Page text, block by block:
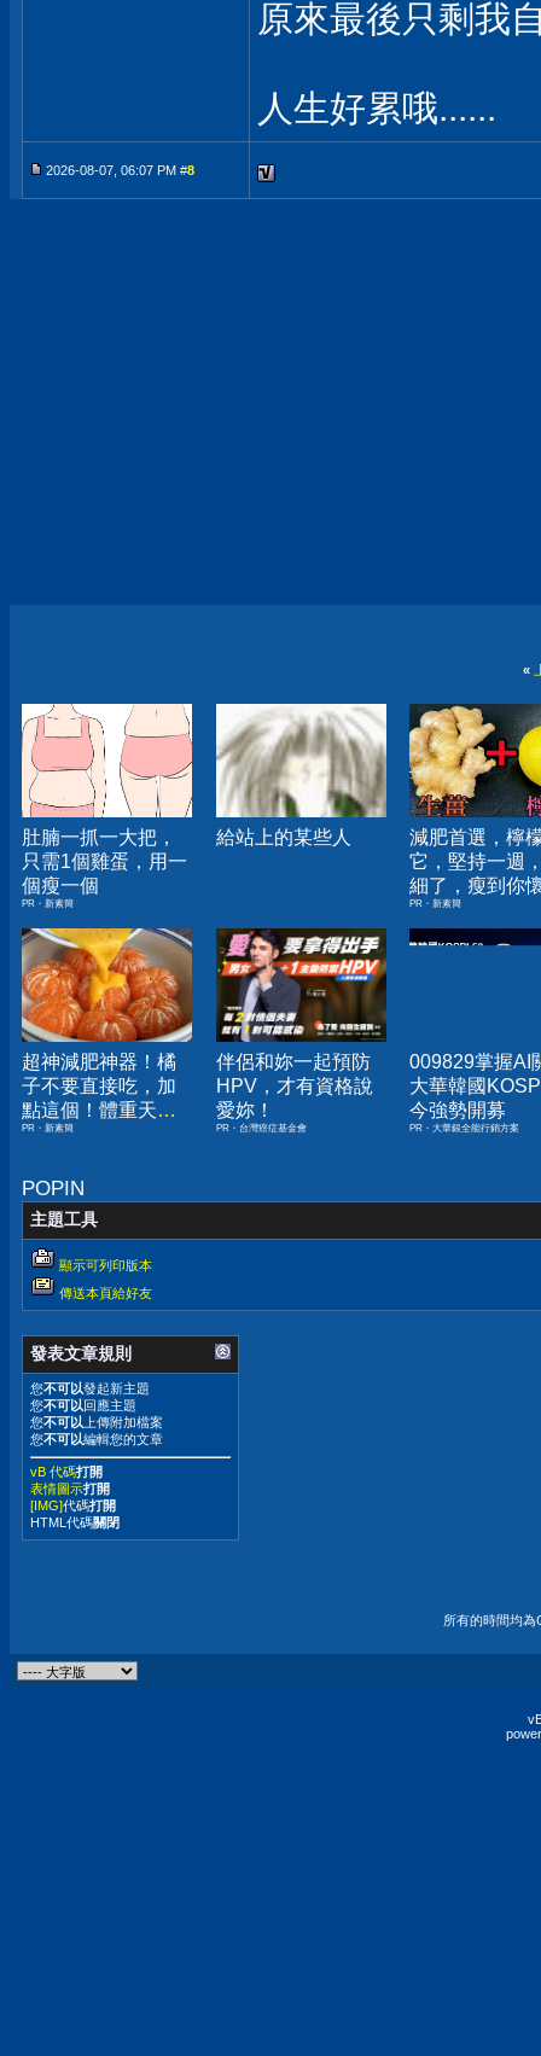
原來最後只剩我
人生好累哦......
2026-08-07, 06:07 PM #8
«
肚腩一抓一大把，
只需1個雞蛋，用一
個瘦一個
PR・新素簡
給站上的某些人
減肥首選，檸
它，堅持一週
細了，瘦到你
人生
PR・新素簡
超神減肥神器！橘
子不要直接吃，加
點這個！體重天天
下降
PR・新素簡
伴侶和妳一起預防
HPV，才有資格說
愛妳！
PR・台灣癌症基金會
009829掌握AI
大華韓國
今強勢開募
PR・大華銀全能行銷方案
POPIN
主題工具
顯示可列印版本
傳送本頁給好友
發表文章規則
您不可以發起新主題
您不可以 回應主題
您不可以 上傳附加檔案
您不可以編輯您的文章
vB 代碼打開
表情圖示打開
[IMG]代碼打開
HTML代碼關閉
所有的時間均為